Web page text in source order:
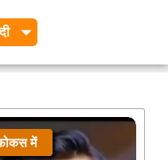
में